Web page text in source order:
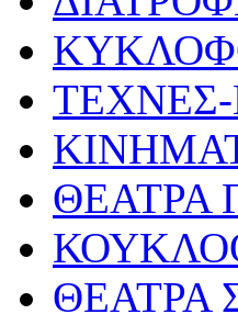
ΤΕΧΝΕΣ-
ΘΕΑΤΡΑ
ΘΕΑΤΡΑ